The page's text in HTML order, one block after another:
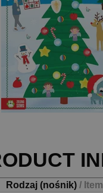
Rodzaj (nośnik) /